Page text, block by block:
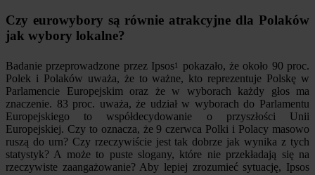
Czy eurowybory są równie atrakcyjne dla Polaków
jak wybory lokalne?
Badanie przeprowadzone przez Ipsos1
pokazało, że około 90 proc.
Polek i Polaków uważa, że to ważne, kto reprezentuje Polskę w
Parlamencie Europejskim oraz że w wyborach każdy głos ma
znaczenie. 83 proc. uważa, że udział w wyborach do Parlamentu
Europejskiego to współdecydowanie o przyszłości Unii
Europejskiej. Czy to oznacza, że 9 czerwca Polki i Polacy masowo
ruszą do urn? Czy rzeczywiście jest tak dobrze jak wynika z tych
statystyk? A może to puste slogany, które nie przekładają się na
rzeczywiste zaangażowanie? Aby lepiej zrozumieć sytuację, Ipsos